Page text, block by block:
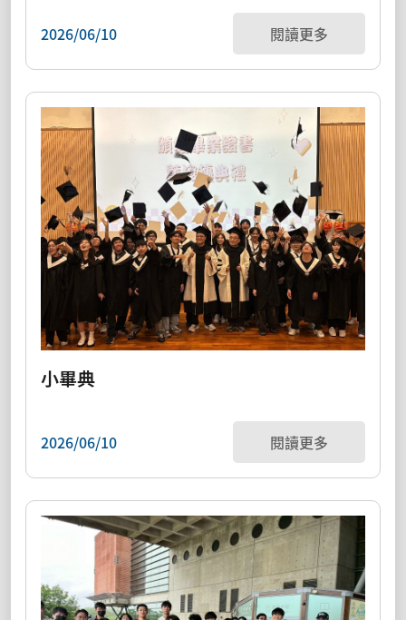
2026/06/10 閱讀更多
小畢典
2026/06/10 閱讀更多